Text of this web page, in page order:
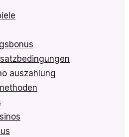
auszahlung